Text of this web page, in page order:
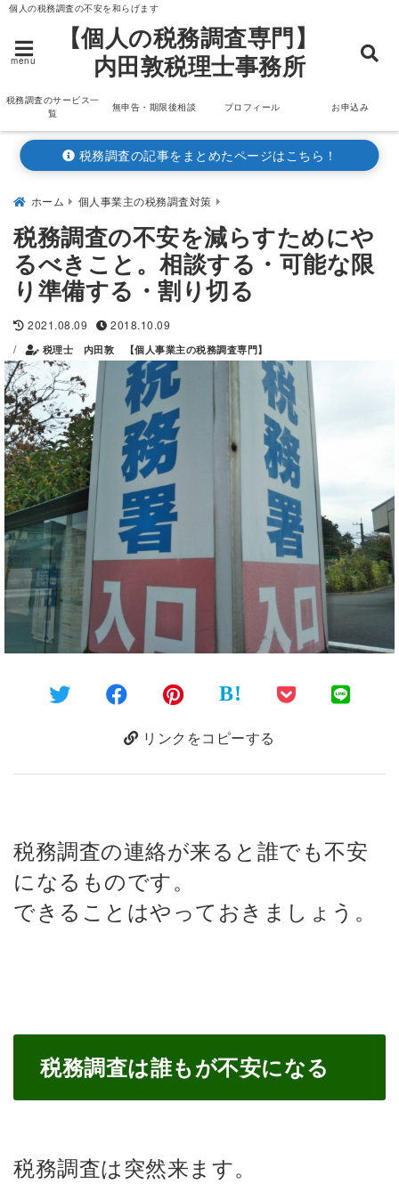
個人の税務調査の不安を和らげます
menu
【個人の税務調査専門】
内田敦税理士事務所
税務調査のサービス一
覧
無申告・期限後相談 プロフィール お申込み
税務調査の記事をまとめたページはこちら！
ホーム 個人事業主の税務調査対策
税務調査の不安を減らすためにや
るべきこと。相談する・可能な限
り準備する・割り切る
2021.08.09
2018.10.09
/
税理士 内田敦 【個人事業主の税務調査専門】
B!
リンクをコピーする
税務調査の連絡が来ると誰でも不安
になるものです。
できることはやっておきましょう。
税務調査は誰もが不安になる
税務調査は突然来ます。